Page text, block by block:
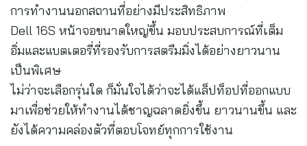
การทำงานนอกสถานที่อย่างมีประสิทธิภาพ
Dell 16S หน้าจอขนาดใหญ่ขึ้น มอบประสบการณ์ที่เต็ม
อิ่มและแบตเตอรี่ที่รองรับการสตรีมมิ่งได้อย่างยาวนาน
เป็นพิเศษ
ไม่ว่าจะเลือกรุ่นใด ก็มั่นใจได้ว่าจะได้แล็ปท็อปที่ออกแบบ
มาเพื่อช่วยให้ทำงานได้ชาญฉลาดยิ่งขึ้น ยาวนานขึ้น และ
ยังได้ความคล่องตัวที่ตอบโจทย์ทุกการใช้งาน